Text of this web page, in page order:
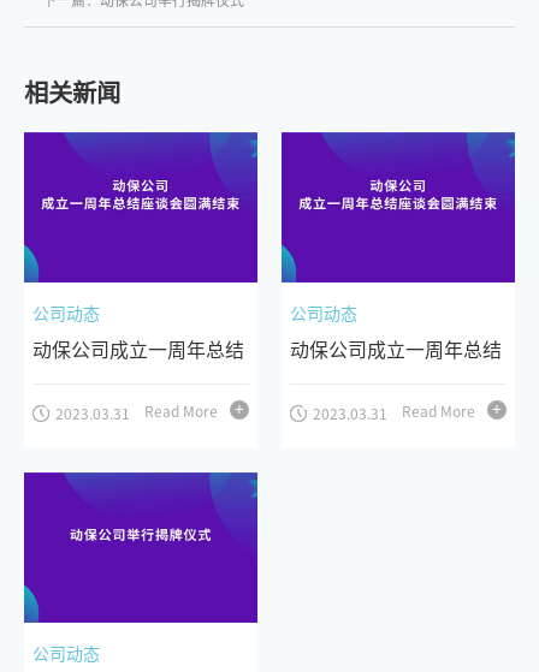
相关新闻
公司动态
动保公司成立一周年总结
Read More
2023.03.31
公司动态
动保公司成立一周年总结
Read More
2023.03.31
公司动态